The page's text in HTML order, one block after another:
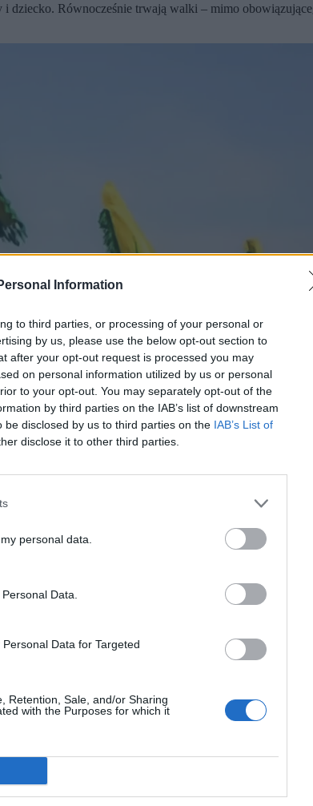
Information
to third parties, or processing of your personal or
by us, please use the below opt-out section to
after your opt-out request is processed you may
on personal information utilized by us or personal
to your opt-out. You may separately opt-out of the
by third parties on the IAB’s list of downstream
disclosed by us to third parties on the IAB’s List of
disclose it to other third parties.
personal data.
Data.
Data for Targeted
Retention, Sale, and/or Sharing
with the Purposes for which it
Równocześnie trwają walki – mimo
objęty izraelskim nakazem ewakuacji.
Izraela i Libanu w Waszyngtonie.
z premierem Izraela Binjaminem Netanjahu.
kobiet i dziecka. O ofiarach poinformowało libańskie